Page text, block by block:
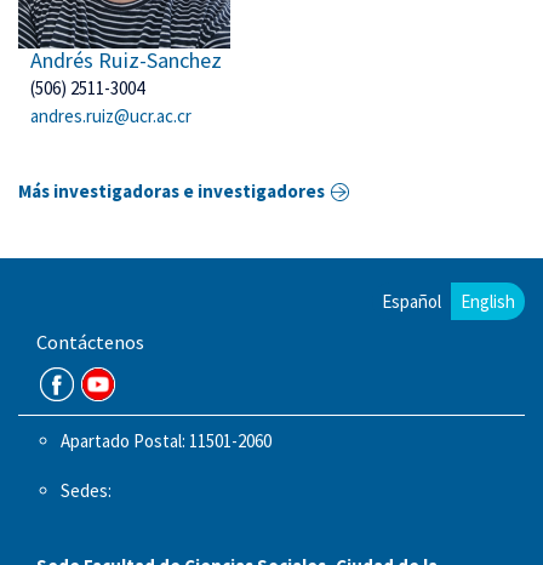
Andrés Ruiz-Sanchez
(506) 2511-3004
andres.ruiz@ucr.ac.cr
Más investigadoras e investigadores
Español English
Contáctenos
Apartado Postal: 11501-2060
Sedes: